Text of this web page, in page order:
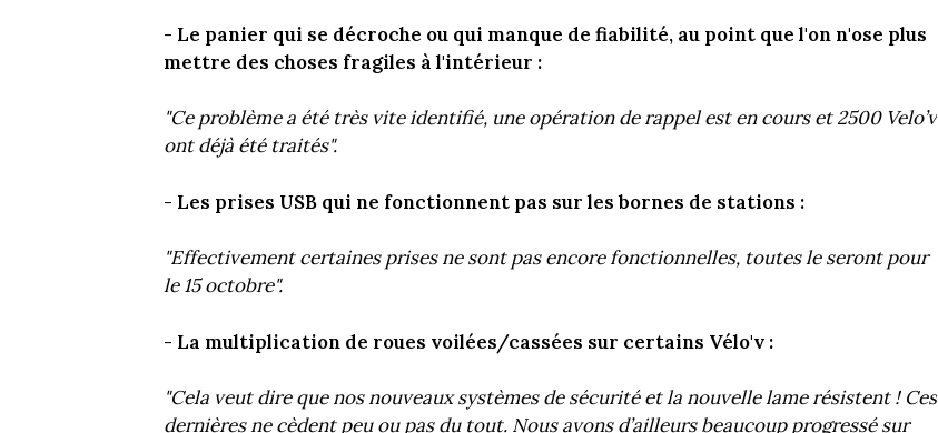
- Le panier qui se décroche ou qui manque de fiabilité, au point que l'on n'ose plus
mettre des choses fragiles à l'intérieur :
"Ce problème a été très vite identifié, une opération de rappel est en cours et 2500 Velo’v
ont déjà été traités".
- Les prises USB qui ne fonctionnent pas sur les bornes de stations :
"Effectivement certaines prises ne sont pas encore fonctionnelles, toutes le seront pour
le 15 octobre".
- La multiplication de roues voilées/cassées sur certains Vélo'v :
"Cela veut dire que nos nouveaux systèmes de sécurité et la nouvelle lame résistent ! Ces
dernières ne cèdent peu ou pas du tout. Nous avons d’ailleurs beaucoup progressé sur